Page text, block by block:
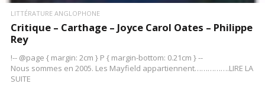
LITTÉRATURE ANGLOPHONE
Critique – Carthage – Joyce Carol Oates – Philippe
Rey
!-- @page { margin: 2cm } P { margin-bottom: 0.21cm } --
Nous sommes en 2005. Les Mayfield appartiennent…………….LIRE LA
SUITE